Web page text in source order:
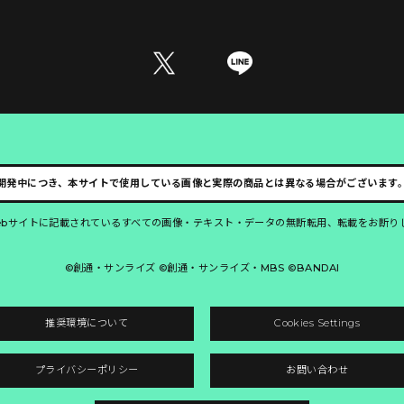
発中につき、本サイトで使用している画像と実際の商品とは異なる場合がございます。
サイトに記載されているすべての画像・テキスト・データの無断転用、転載をお断り
©創通・サンライズ ©創通・サンライズ・MBS ©BANDAI
推奨環境について Cookies Settings
プライバシーポリシー お問い合わせ